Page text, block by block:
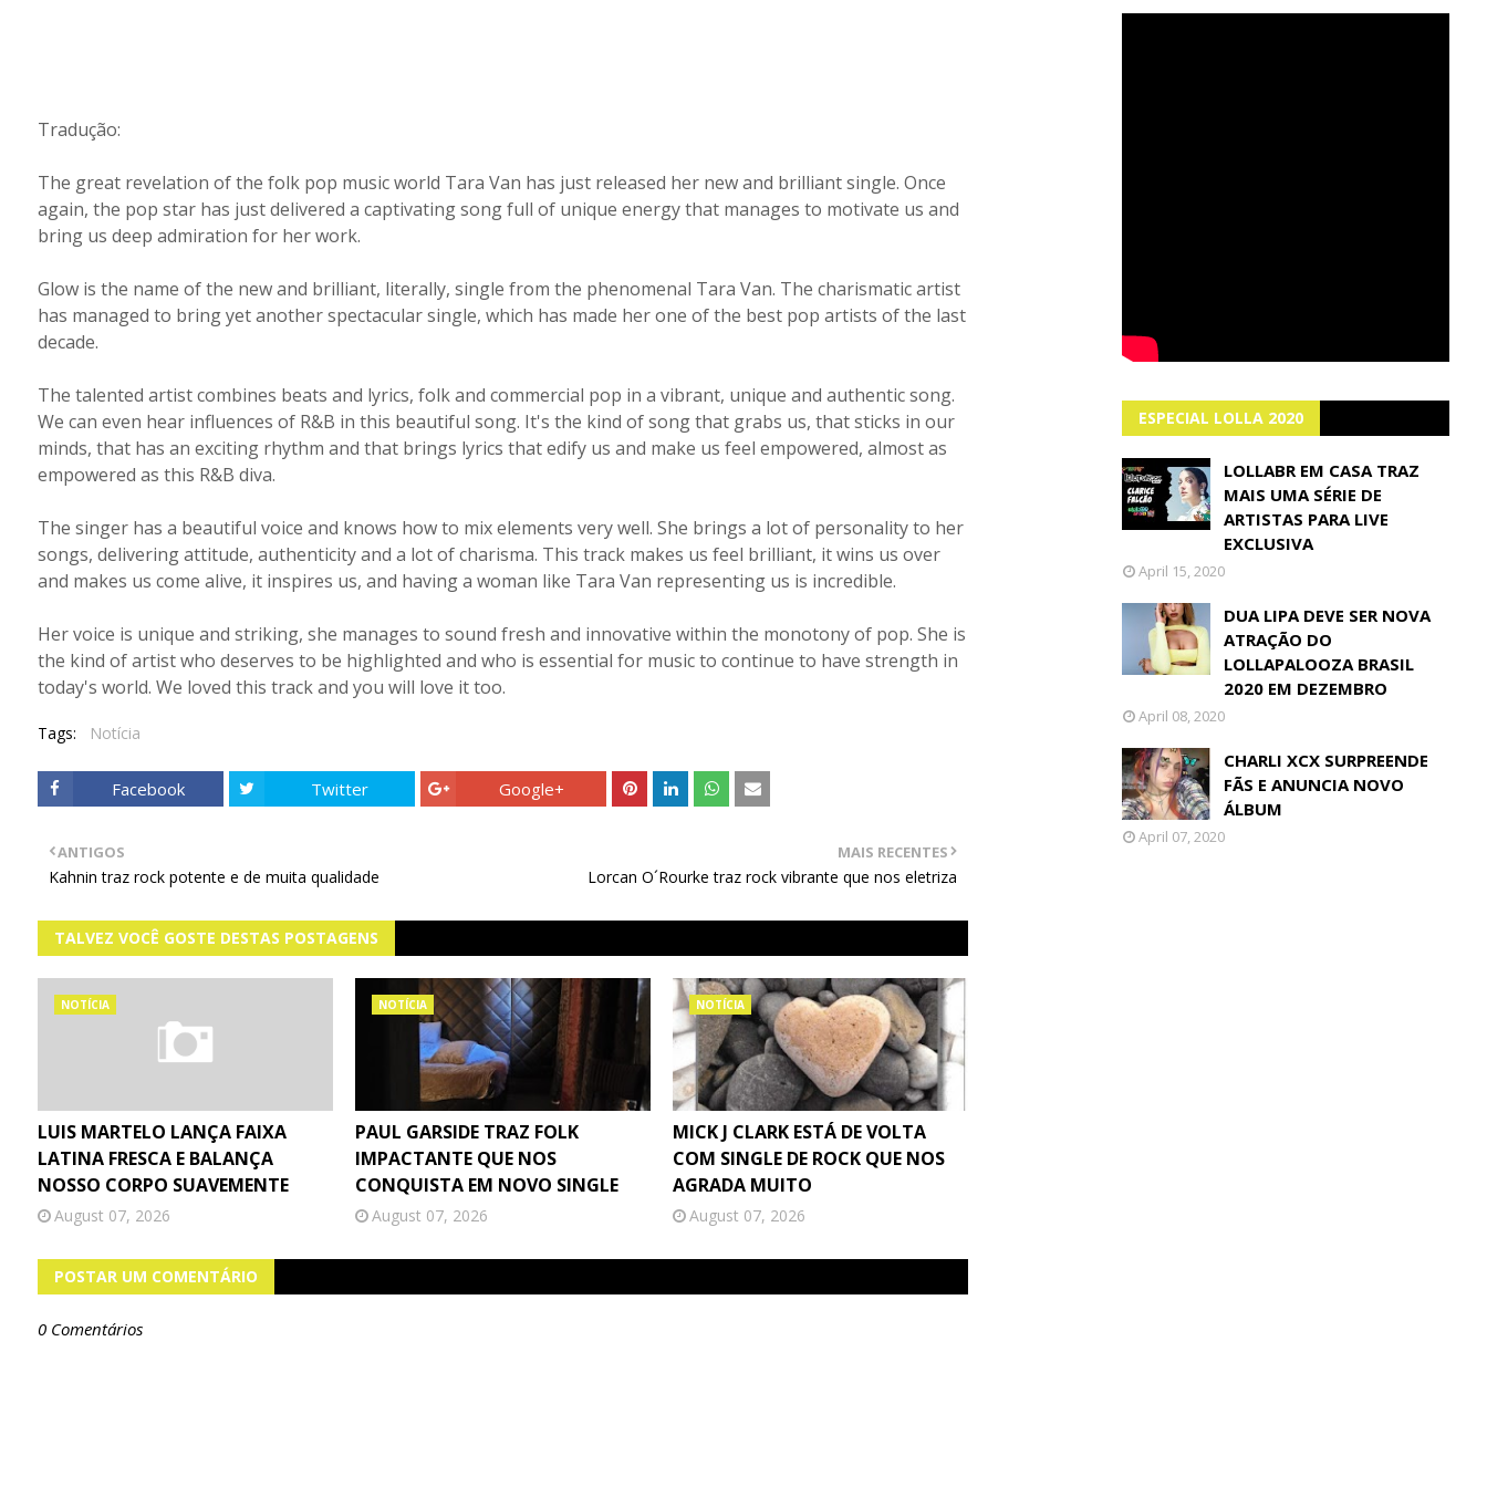
Tradução:
The great revelation of the folk pop music world Tara Van has just released her new and brilliant single. Once
again, the pop star has just delivered a captivating song full of unique energy that manages to motivate us and
bring us deep admiration for her work.
Glow is the name of the new and brilliant, literally, single from the phenomenal Tara Van. The charismatic artist
has managed to bring yet another spectacular single, which has made her one of the best pop artists of the last
decade.
The talented artist combines beats and lyrics, folk and commercial pop in a vibrant, unique and authentic song.
We can even hear influences of R&B in this beautiful song. It's the kind of song that grabs us, that sticks in our
minds, that has an exciting rhythm and that brings lyrics that edify us and make us feel empowered, almost as
empowered as this R&B diva.
The singer has a beautiful voice and knows how to mix elements very well. She brings a lot of personality to her
songs, delivering attitude, authenticity and a lot of charisma. This track makes us feel brilliant, it wins us over
and makes us come alive, it inspires us, and having a woman like Tara Van representing us is incredible.
Her voice is unique and striking, she manages to sound fresh and innovative within the monotony of pop. She is
the kind of artist who deserves to be highlighted and who is essential for music to continue to have strength in
today's world. We loved this track and you will love it too.
Tags: Notícia
Facebook Twitter Google+
MAIS RECENTES
Lorcan O´Rourke traz rock vibrante que nos eletriza
ANTIGOS
Kahnin traz rock potente e de muita qualidade
TALVEZ VOCÊ GOSTE DESTAS POSTAGENS
NOTÍCIA
LUIS MARTELO LANÇA FAIXA
LATINA FRESCA E BALANÇA
NOSSO CORPO SUAVEMENTE
August 07, 2026
NOTÍCIA
PAUL GARSIDE TRAZ FOLK
IMPACTANTE QUE NOS
CONQUISTA EM NOVO SINGLE
August 07, 2026
NOTÍCIA
MICK J CLARK ESTÁ DE VOLTA
COM SINGLE DE ROCK QUE NOS
AGRADA MUITO
August 07, 2026
POSTAR UM COMENTÁRIO
0 Comentários
ESPECIAL LOLLA 2020
LOLLABR EM CASA TRAZ
MAIS UMA SÉRIE DE
ARTISTAS PARA LIVE
EXCLUSIVA
April 15, 2020
DUA LIPA DEVE SER NOVA
ATRAÇÃO DO
LOLLAPALOOZA BRASIL
2020 EM DEZEMBRO
April 08, 2020
CHARLI XCX SURPREENDE
FÃS E ANUNCIA NOVO
ÁLBUM
April 07, 2020